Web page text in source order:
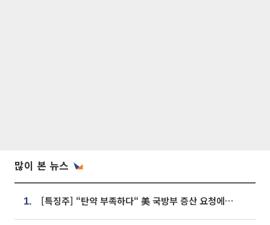
많이 본 뉴스
1. [특징주] “탄약 부족하다“ 美 국방부 증산 요청에⋯국내 방산주 급등세